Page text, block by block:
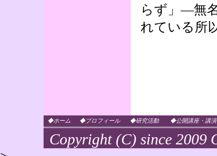
らず」―無
れている所
◆ホーム ◆プロフィール ◆研究活動 ◆公開講座・講
Copyright (C) since 2009